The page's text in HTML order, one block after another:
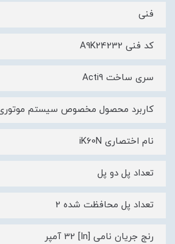
فنی
کد فنی A9K24232
سری ساخت Acti9
کاربرد محصول مخصوص سیستم موتوری
نام اختصاری iK60N
تعداد پل دو پل
تعداد پل محافظت شده 2
رنج جریان نامی [In] 32 آمپر